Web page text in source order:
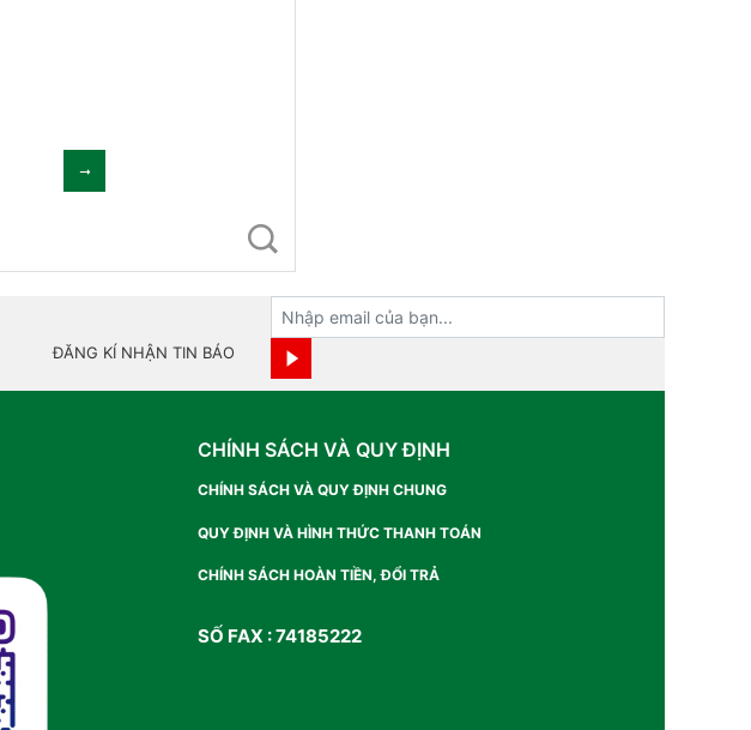
ĐĂNG KÍ NHẬN TIN BÁO
CHÍNH SÁCH VÀ QUY ĐỊNH
CHÍNH SÁCH VÀ QUY ĐỊNH CHUNG
QUY ĐỊNH VÀ HÌNH THỨC THANH TOÁN
CHÍNH SÁCH HOÀN TIỀN, ĐỔI TRẢ
SỐ FAX : 74185222